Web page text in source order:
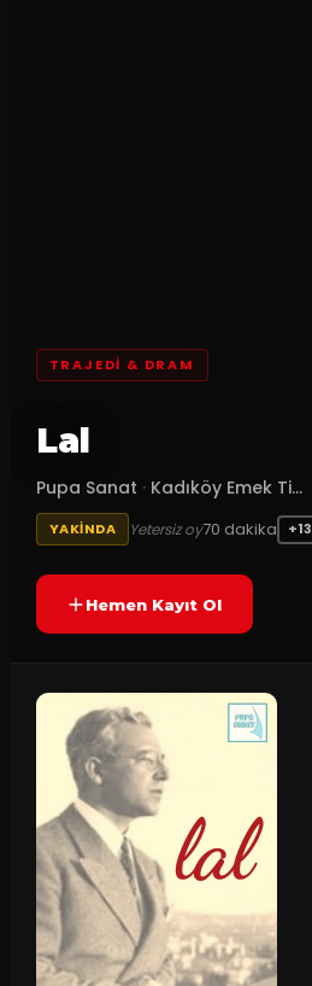
TRAJEDI & DRAM
Lal
Pupa Sanat · Kadıköy Emek Ti...
YAKINDA Yetersiz oy70 dakika +13
Hemen Kayıt Ol